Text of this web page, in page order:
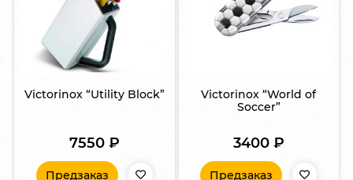
Victorinox “Utility Block”
7550 ₽
Предзаказ
Victorinox “World of
Soccer”
3400 ₽
Предзаказ